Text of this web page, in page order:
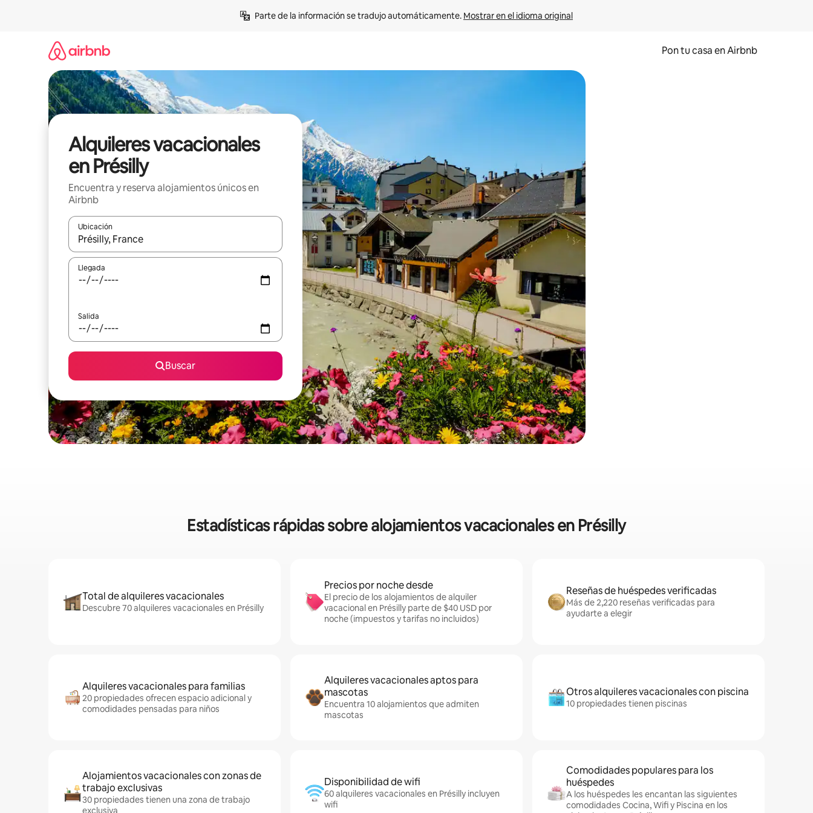
Parte de la información se tradujo automáticamente. Mostrar en el idioma original
Pon tu casa en Airbnb
Alquileres vacacionales
en Présilly
Encuentra y reserva alojamientos únicos en
Airbnb
Ubicación
Cuando los resultados estén disponibles, navega con las teclas de flecha hacia arriba y hacia abajo o explora con el tacto o desliza el dedo.
Llegada
Salida
Buscar
Estadísticas rápidas sobre alojamientos vacacionales en Présilly
Total de alquileres vacacionales
Descubre 70 alquileres vacacionales en Présilly
Precios por noche desde
El precio de los alojamientos de alquiler
vacacional en Présilly parte de $40 USD por
noche (impuestos y tarifas no incluidos)
Reseñas de huéspedes verificadas
Más de 2,220 reseñas verificadas para
ayudarte a elegir
Alquileres vacacionales para familias
20 propiedades ofrecen espacio adicional y
comodidades pensadas para niños
Alquileres vacacionales aptos para
mascotas
Encuentra 10 alojamientos que admiten
mascotas
Otros alquileres vacacionales con piscina
10 propiedades tienen piscinas
Alojamientos vacacionales con zonas de
trabajo exclusivas
30 propiedades tienen una zona de trabajo
exclusiva
Disponibilidad de wifi
60 alquileres vacacionales en Présilly incluyen
wifi
Comodidades populares para los
huéspedes
A los huéspedes les encantan las siguientes
comodidades Cocina, Wifi y Piscina en los